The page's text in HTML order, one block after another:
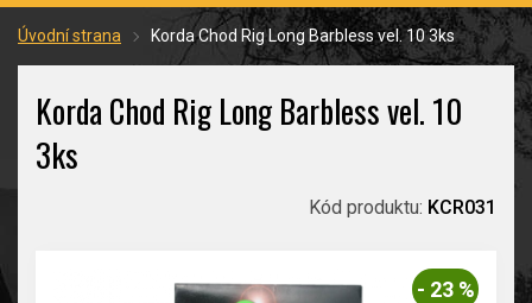
Úvodní strana Korda Chod Rig Long Barbless vel. 10 3ks
Korda Chod Rig Long Barbless vel. 10
3ks
Kód produktu: KCR031
- 23 %